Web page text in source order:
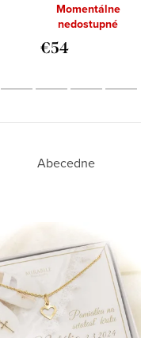
Momentálne
nedostupné
€54
Abecedne